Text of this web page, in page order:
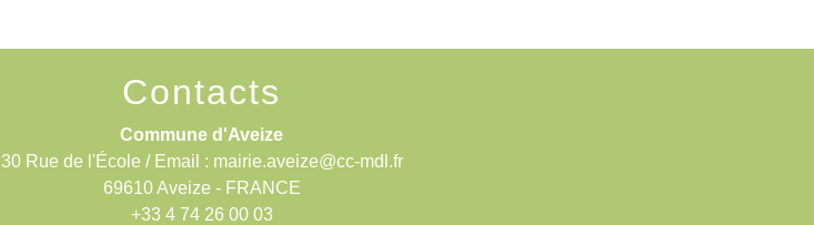
Contacts
Commune d'Aveize
30 Rue de l'École / Email : mairie.aveize@cc-mdl.fr
69610 Aveize - FRANCE
+33 4 74 26 00 03